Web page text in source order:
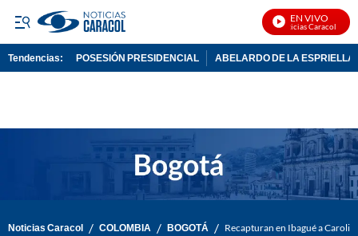
EN VIVO
Noticias Caracol En
Tendencias: POSESIÓN PRESIDENCIAL ABELARDO DE LA ESPRIELLA
Noticias Caracol / COLOMBIA / BOGOTÁ / Recapturan en Ibagué a